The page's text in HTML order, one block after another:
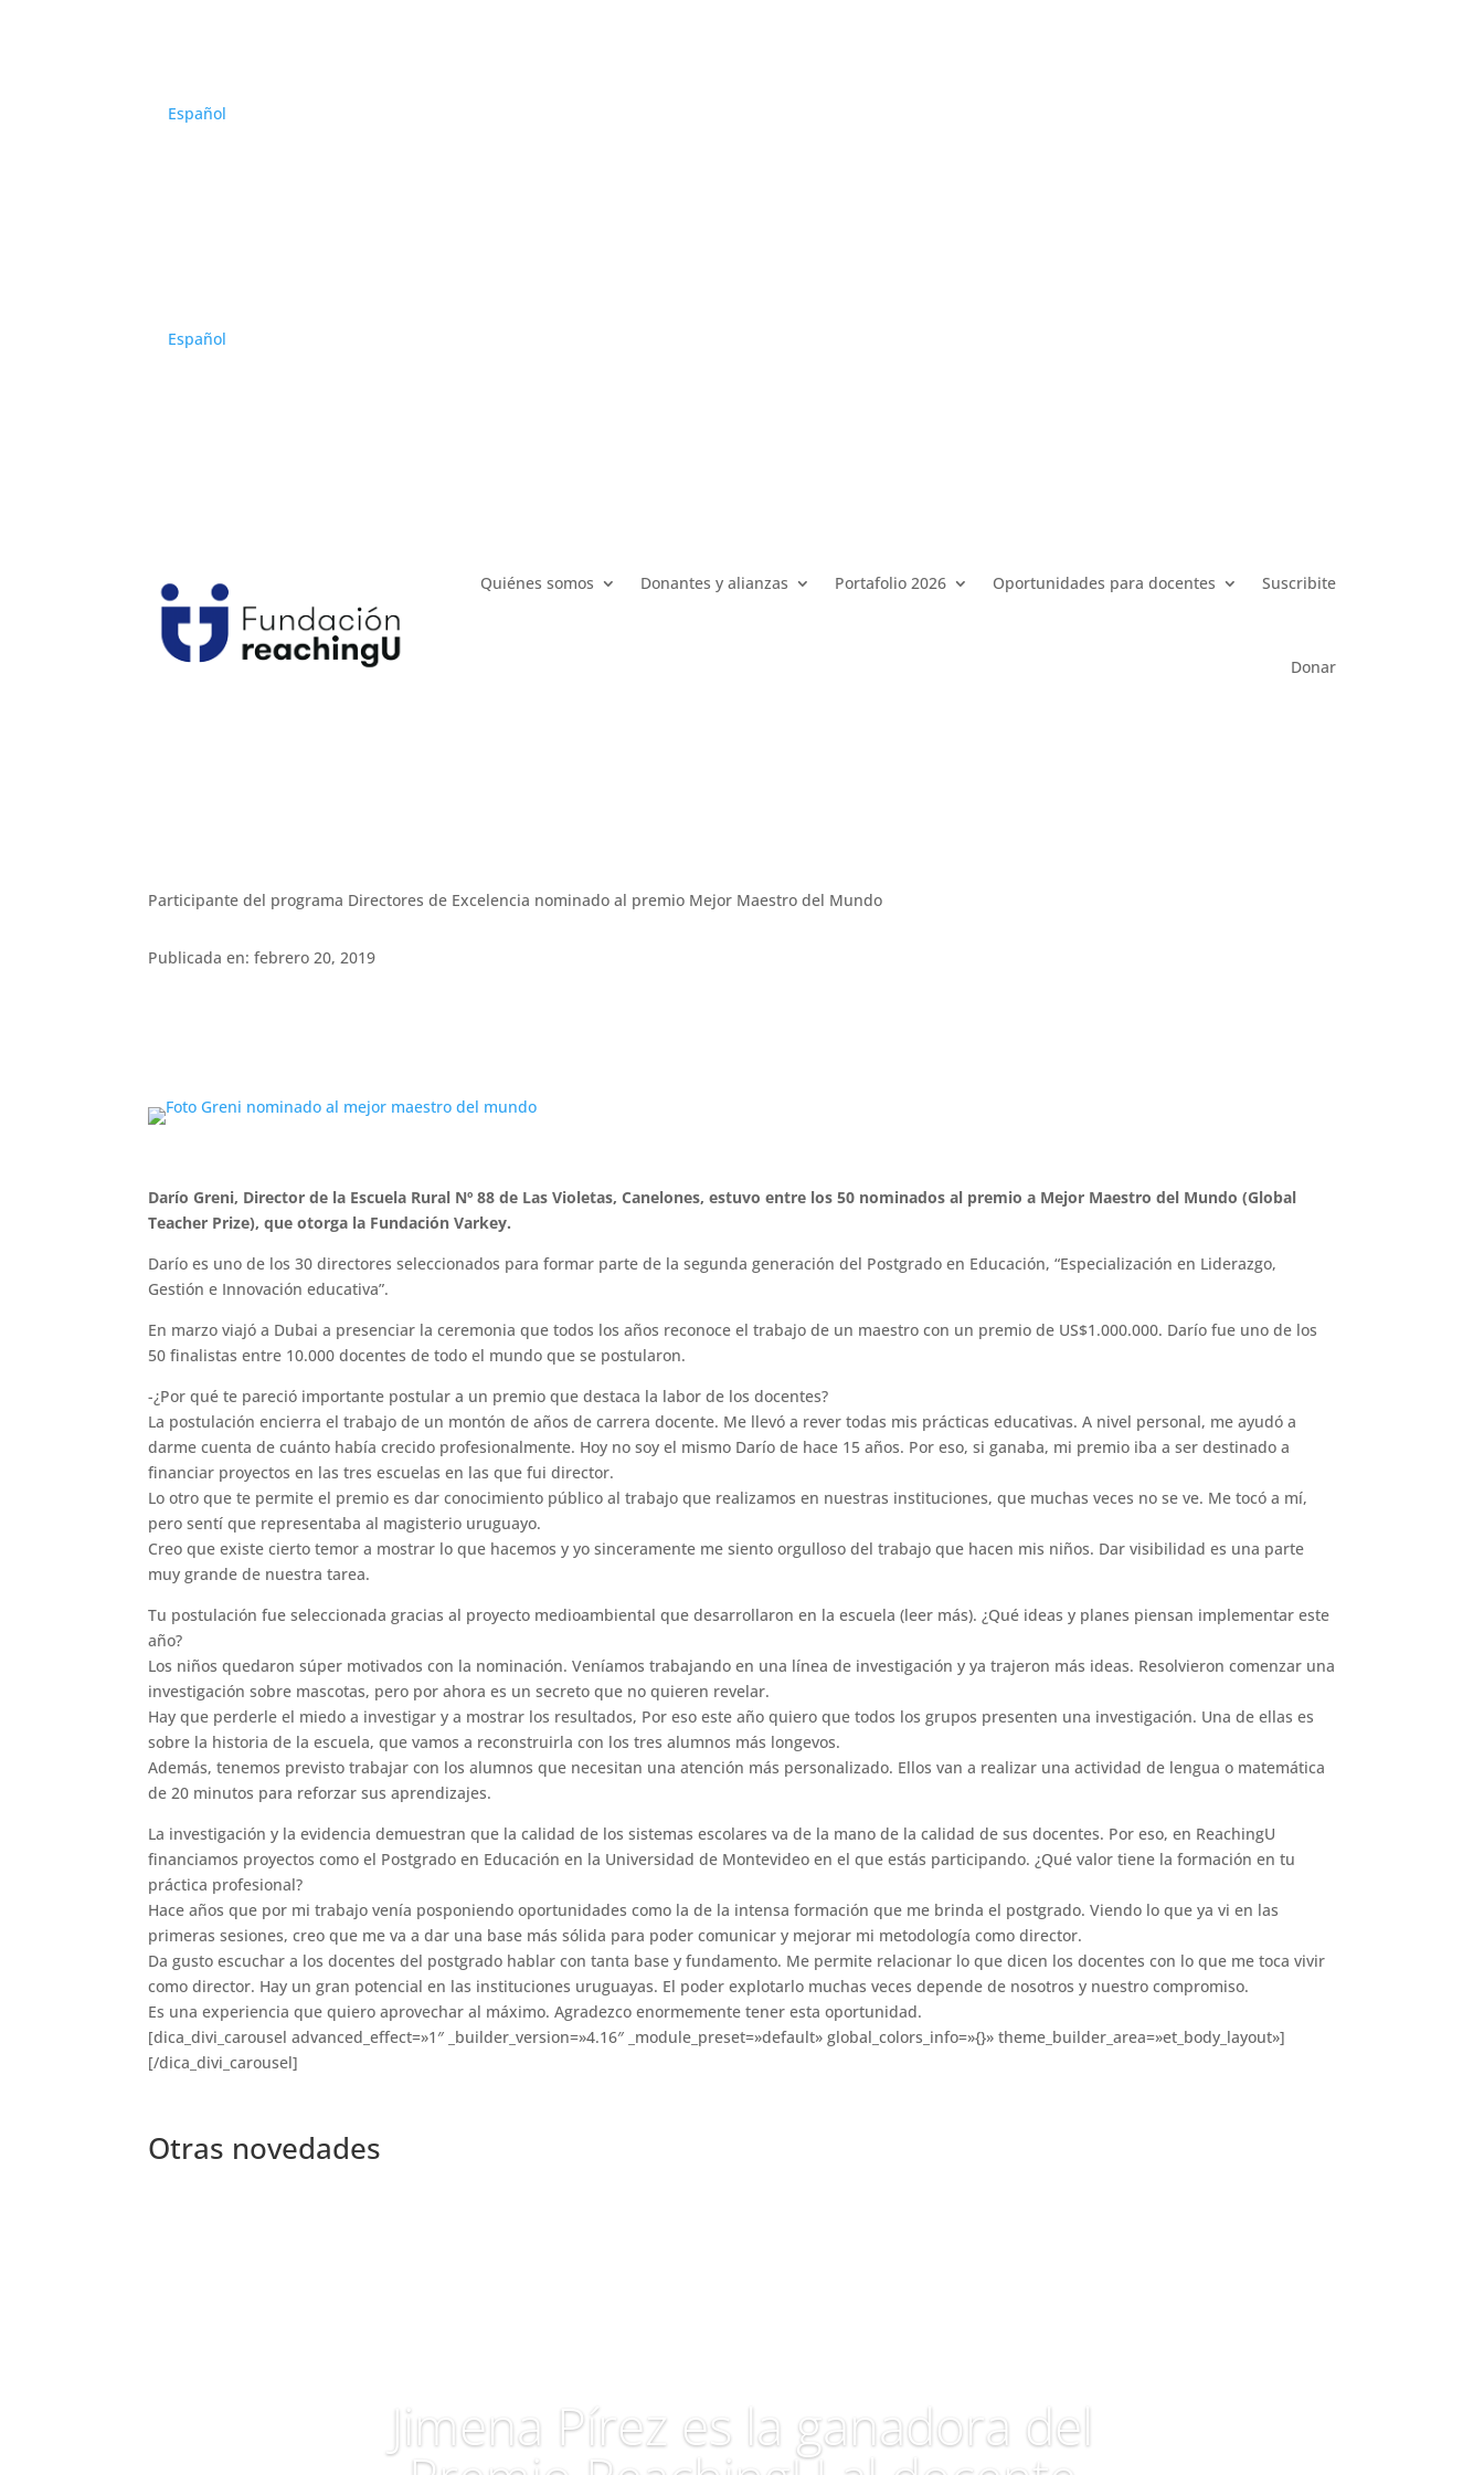
Español
Español
Quiénes somos Donantes y alianzas Portafolio 2026 Oportunidades para docentes Suscribite
Donar
Participante del programa Directores de Excelencia nominado al premio Mejor Maestro del Mundo
Publicada en: febrero 20, 2019
Darío Greni, Director de la Escuela Rural Nº 88 de Las Violetas, Canelones, estuvo entre los 50 nominados al premio a Mejor Maestro del Mundo (Global
Teacher Prize), que otorga la Fundación Varkey.
Darío es uno de los 30 directores seleccionados para formar parte de la segunda generación del Postgrado en Educación, “Especialización en Liderazgo,
Gestión e Innovación educativa”.
En marzo viajó a Dubai a presenciar la ceremonia que todos los años reconoce el trabajo de un maestro con un premio de US$1.000.000. Darío fue uno de los
50 finalistas entre 10.000 docentes de todo el mundo que se postularon.
-¿Por qué te pareció importante postular a un premio que destaca la labor de los docentes?
La postulación encierra el trabajo de un montón de años de carrera docente. Me llevó a rever todas mis prácticas educativas. A nivel personal, me ayudó a
darme cuenta de cuánto había crecido profesionalmente. Hoy no soy el mismo Darío de hace 15 años. Por eso, si ganaba, mi premio iba a ser destinado a
financiar proyectos en las tres escuelas en las que fui director.
Lo otro que te permite el premio es dar conocimiento público al trabajo que realizamos en nuestras instituciones, que muchas veces no se ve. Me tocó a mí,
pero sentí que representaba al magisterio uruguayo.
Creo que existe cierto temor a mostrar lo que hacemos y yo sinceramente me siento orgulloso del trabajo que hacen mis niños. Dar visibilidad es una parte
muy grande de nuestra tarea.
Tu postulación fue seleccionada gracias al proyecto medioambiental que desarrollaron en la escuela (leer más). ¿Qué ideas y planes piensan implementar este
año?
Los niños quedaron súper motivados con la nominación. Veníamos trabajando en una línea de investigación y ya trajeron más ideas. Resolvieron comenzar una
investigación sobre mascotas, pero por ahora es un secreto que no quieren revelar.
Hay que perderle el miedo a investigar y a mostrar los resultados, Por eso este año quiero que todos los grupos presenten una investigación. Una de ellas es
sobre la historia de la escuela, que vamos a reconstruirla con los tres alumnos más longevos.
Además, tenemos previsto trabajar con los alumnos que necesitan una atención más personalizado. Ellos van a realizar una actividad de lengua o matemática
de 20 minutos para reforzar sus aprendizajes.
La investigación y la evidencia demuestran que la calidad de los sistemas escolares va de la mano de la calidad de sus docentes. Por eso, en ReachingU
financiamos proyectos como el Postgrado en Educación en la Universidad de Montevideo en el que estás participando. ¿Qué valor tiene la formación en tu
práctica profesional?
Hace años que por mi trabajo venía posponiendo oportunidades como la de la intensa formación que me brinda el postgrado. Viendo lo que ya vi en las
primeras sesiones, creo que me va a dar una base más sólida para poder comunicar y mejorar mi metodología como director.
Da gusto escuchar a los docentes del postgrado hablar con tanta base y fundamento. Me permite relacionar lo que dicen los docentes con lo que me toca vivir
como director. Hay un gran potencial en las instituciones uruguayas. El poder explotarlo muchas veces depende de nosotros y nuestro compromiso.
Es una experiencia que quiero aprovechar al máximo. Agradezco enormemente tener esta oportunidad.
[dica_divi_carousel advanced_effect=»1″ _builder_version=»4.16″ _module_preset=»default» global_colors_info=»{}» theme_builder_area=»et_body_layout»]
[/dica_divi_carousel]
Otras novedades
Jimena Pírez es la ganadora del